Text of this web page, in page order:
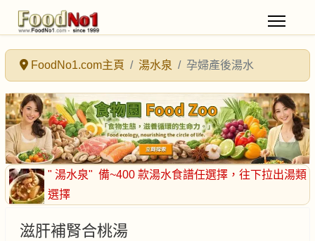
FoodNo1.com主頁 湯水泉 孕婦產後湯水
" 湯水泉" 備~400 款湯水食譜任選擇 ，往下拉出湯類
選擇
滋肝補腎合桃湯